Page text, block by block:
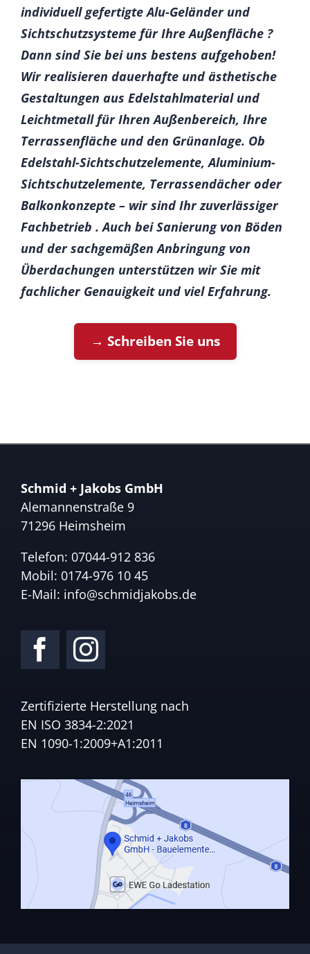
individuell gefertigte Alu-Geländer und
Sichtschutzsysteme für Ihre Außenfläche ?
Dann sind Sie bei uns bestens aufgehoben!
Wir realisieren dauerhafte und ästhetische
Gestaltungen aus Edelstahlmaterial und
Leichtmetall für Ihren Außenbereich, Ihre
Terrassenfläche und den Grünanlage. Ob
Edelstahl-Sichtschutzelemente, Aluminium-
Sichtschutzelemente, Terrassendächer oder
Balkonkonzepte – wir sind Ihr zuverlässiger
Fachbetrieb . Auch bei Sanierung von Böden
und der sachgemäßen Anbringung von
Überdachungen unterstützen wir Sie mit
fachlicher Genauigkeit und viel Erfahrung.
→ Schreiben Sie uns
Schmid + Jakobs GmbH
Alemannenstraße 9
71296 Heimsheim
Telefon: 07044-912 836
Mobil: 0174-976 10 45
E-Mail: info@schmidjakobs.de
Zertifizierte Herstellung nach
EN ISO 3834-2:2021
EN 1090-1:2009+A1:2011